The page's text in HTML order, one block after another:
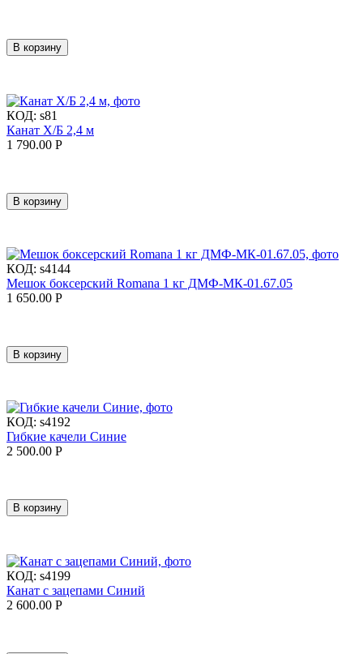
В корзину
КОД: s81
Канат Х/Б 2,4 м
1 790.00 Р
В корзину
КОД: s4144
Мешок боксерский Romana 1 кг ДМФ-МК-01.67.05
1 650.00 Р
В корзину
КОД: s4192
Гибкие качели Синие
2 500.00 Р
В корзину
КОД: s4199
Канат с зацепами Синий
2 600.00 Р